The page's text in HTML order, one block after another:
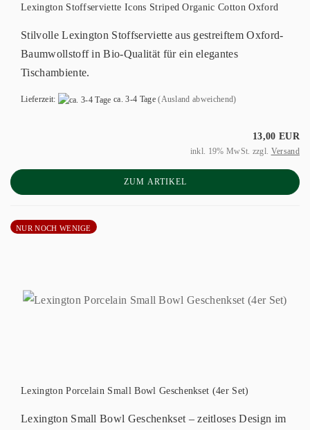
Lexington Stoffserviette Icons Striped Organic Cotton Oxford
Stilvolle Lexington Stoffserviette aus gestreiftem Oxford-
Baumwollstoff in Bio-Qualität für ein elegantes
Tischambiente.
Lieferzeit: ca. 3-4 Tage (Ausland abweichend)
13,00 EUR
inkl. 19% MwSt. zzgl. Versand
ZUM ARTIKEL
NUR NOCH WENIGE
Lexington Porcelain Small Bowl Geschenkset (4er Set)
Lexington Small Bowl Geschenkset – zeitloses Design im